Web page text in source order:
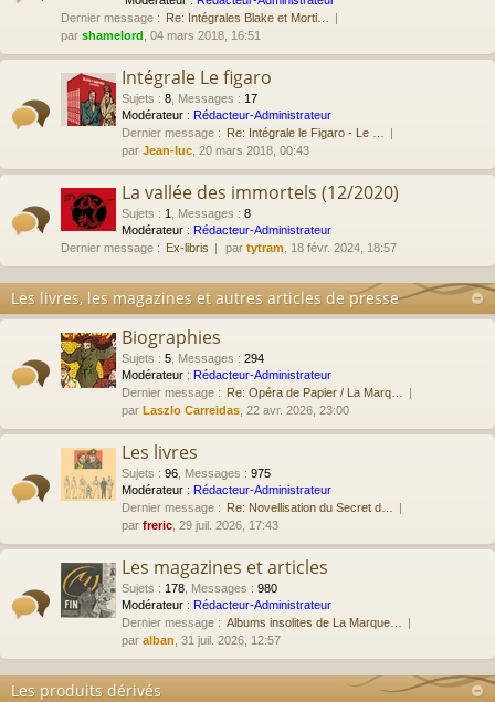
Dernier message : Re: Intégrales Blake et Morti…
par shamelord , 04 mars 2018, 16:51
Intégrale Le figaro
Sujets : 8 Messages : 17
Modérateur : Rédacteur-Administrateur
Dernier message : Re: Intégrale le Figaro - Le …
par Jean-luc , 20 mars 2018, 00:43
La vallée des immortels (12/2020)
Sujets : 1 Messages : 8
Modérateur : Rédacteur-Administrateur
Dernier message : Ex-libris par tytram , 18 févr. 2024, 18:57
Les livres, les magazines et autres articles de presse
Biographies
Sujets : 5 Messages : 294
Modérateur : Rédacteur-Administrateur
Dernier message : Re: Opéra de Papier / La Marq…
par Laszlo Carreidas , 22 avr. 2026, 23:00
Les livres
Sujets : 96 Messages : 975
Modérateur : Rédacteur-Administrateur
Dernier message : Re: Novellisation du Secret d…
par freric , 29 juil. 2026, 17:43
Les magazines et articles
Sujets : 178 Messages : 980
Modérateur : Rédacteur-Administrateur
Dernier message : Albums insolites de La Marque…
par alban , 31 juil. 2026, 12:57
Les produits dérivés